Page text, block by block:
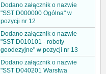
Dodano załącznik o nazwie
"SST D000000 Ogólna" w
pozycji nr 12
Dodano załącznik o nazwie
"SST D010101 - roboty
geodezyjne" w pozycji nr 13
Dodano załącznik o nazwie
"SST D040201 Warstwa